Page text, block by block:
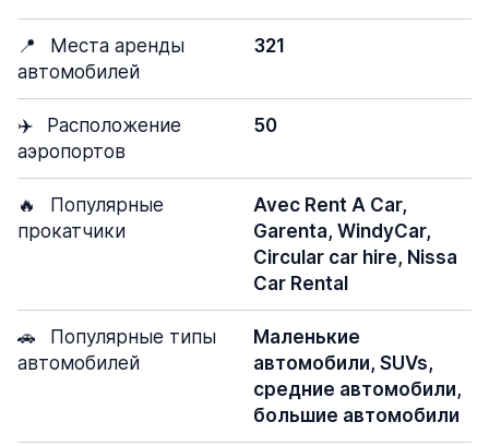
📍
Места аренды
автомобилей
321
✈️
Расположение
аэропортов
50
🔥
Популярные
прокатчики
Avec Rent A Car,
Garenta, WindyCar,
Circular car hire, Nissa
Car Rental
🚗
Популярные типы
автомобилей
Маленькие
автомобили, SUVs,
средние автомобили,
большие автомобили